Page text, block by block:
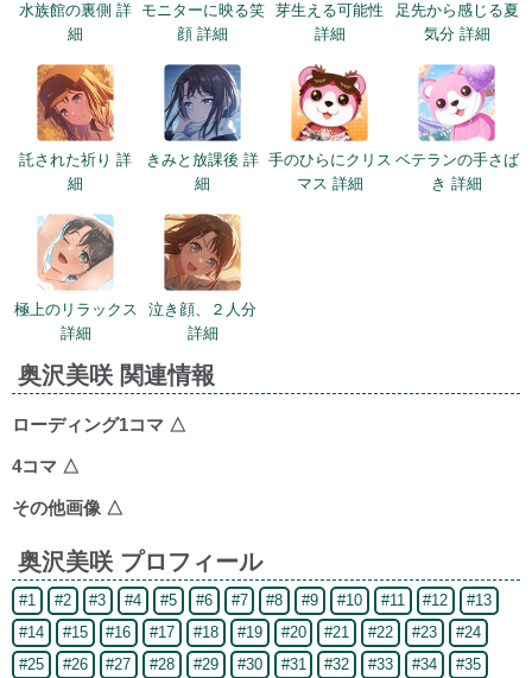
水族館の裏側 詳
細
モニターに映る笑
顔 詳細
芽生える可能性
詳細
足先から感じる夏
気分 詳細
託された祈り 詳
細
きみと放課後 詳
細
手のひらにクリス
マス 詳細
ベテランの手さば
き 詳細
極上のリラックス
詳細
泣き顔、２人分
詳細
奥沢美咲 関連情報
ローディング1コマ △
4コマ △
その他画像 △
奥沢美咲 プロフィール
#1 #2 #3 #4 #5 #6 #7 #8 #9 #10 #11 #12
#13
#14
#15 #16 #17 #18 #19 #20 #21 #22 #23
#24
#25
#26 #27 #28 #29 #30 #31 #32 #33 #34
#35